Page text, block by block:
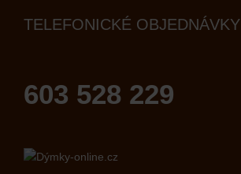
TELEFONICKÉ OBJEDNÁVKY
603 528 229